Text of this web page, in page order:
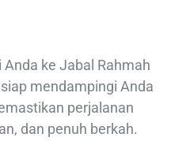
ke Jabal Rahmah
mendampingi Anda
perjalanan
dan penuh berkah.